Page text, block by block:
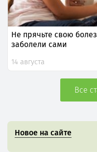
Не прячьте свою
заболели сами
14 августа
Все
Новое на сайте